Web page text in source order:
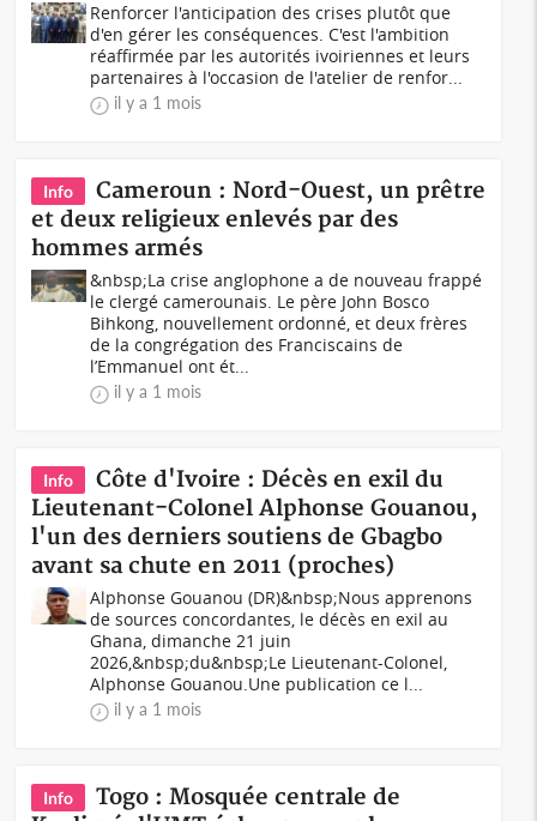
Renforcer l'anticipation des crises plutôt que
d'en gérer les conséquences. C'est l'ambition
réaffirmée par les autorités ivoiriennes et leurs
partenaires à l'occasion de l'atelier de renfor...
il y a 1 mois
Info
Cameroun : Nord-Ouest, un prêtre
et deux religieux enlevés par des
hommes armés
&nbsp;La crise anglophone a de nouveau frappé
le clergé camerounais. Le père John Bosco
Bihkong, nouvellement ordonné, et deux frères
de la congrégation des Franciscains de
l’Emmanuel ont ét...
il y a 1 mois
Info
Côte d'Ivoire : Décès en exil du
Lieutenant-Colonel Alphonse Gouanou,
l'un des derniers soutiens de Gbagbo
avant sa chute en 2011 (proches)
Alphonse Gouanou (DR)&nbsp;Nous apprenons
de sources concordantes, le décès en exil au
Ghana, dimanche 21 juin
2026,&nbsp;du&nbsp;Le Lieutenant-Colonel,
Alphonse Gouanou.Une publication ce l...
il y a 1 mois
Info
Togo : Mosquée centrale de